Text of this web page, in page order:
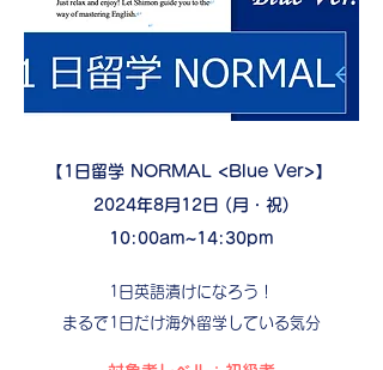
【1日留学 NORMAL <Blue Ver>】
2024年8月12日 (月・祝)
10:00am~14:30pm
1日英語漬けになろう！
まるで1日だけ海外留学している気分